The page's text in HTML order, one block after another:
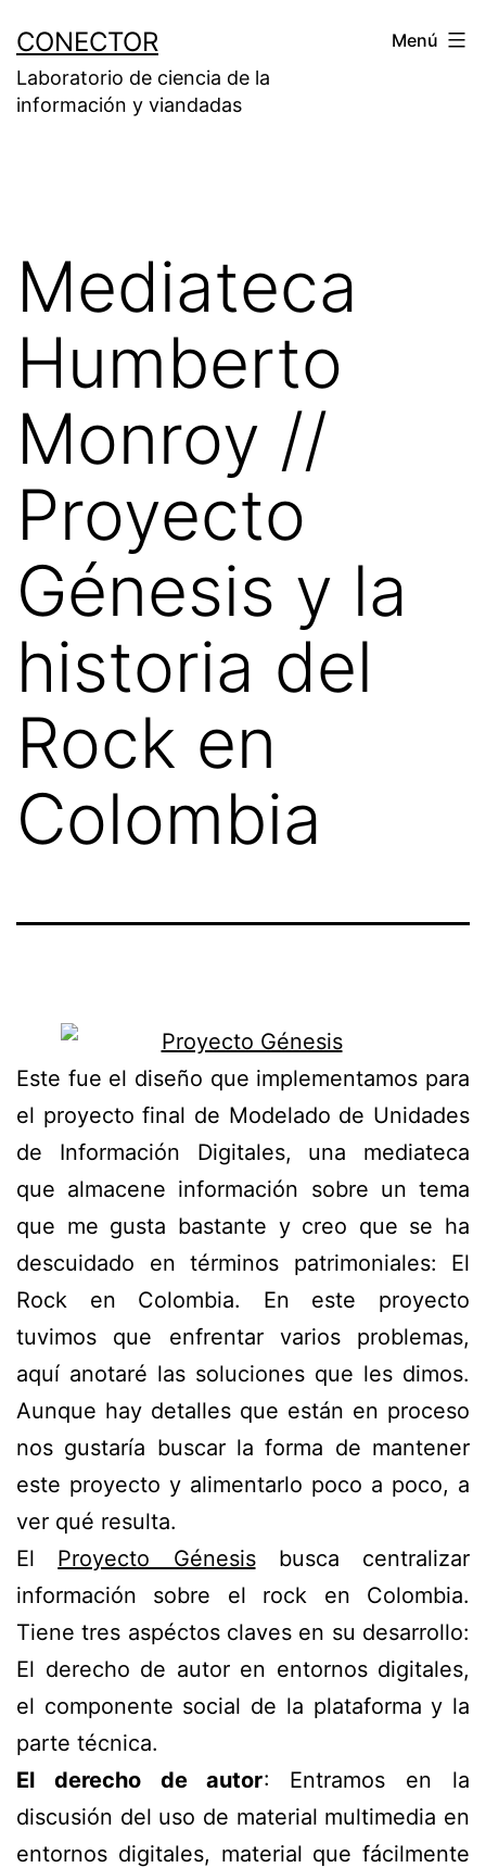
contenido
CONECTOR
Laboratorio de ciencia de la
información y viandadas
Menú
Mediateca
Humberto
Monroy //
Proyecto
Génesis y la
historia del
Rock en
Colombia
Este fue el diseño que implementamos para
el proyecto final de Modelado de Unidades
de Información Digitales, una mediateca
que almacene información sobre un tema
que me gusta bastante y creo que se ha
descuidado en términos patrimoniales: El
Rock en Colombia. En este proyecto
tuvimos que enfrentar varios problemas,
aquí anotaré las soluciones que les dimos.
Aunque hay detalles que están en proceso
nos gustaría buscar la forma de mantener
este proyecto y alimentarlo poco a poco, a
ver qué resulta.
El Proyecto Génesisbusca centralizar
información sobre el rock en Colombia.
Tiene tres aspéctos claves en su desarrollo:
El derecho de autor en entornos digitales,
el componente social de la plataforma y la
parte técnica.
El derecho de autor: Entramos en la
discusión del uso de material multimedia en
entornos digitales, material que fácilmente